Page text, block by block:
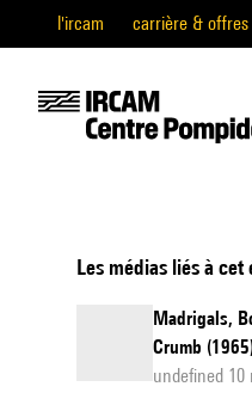
l'ircam carrière & offres
Les médias liés à cet
Madrigals,
Crumb
undefined 10